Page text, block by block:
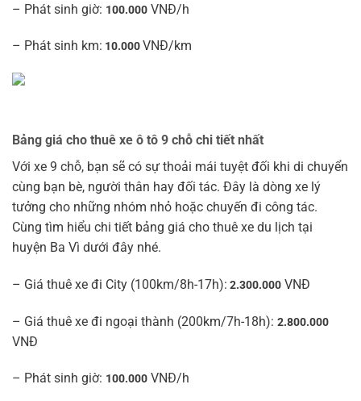
– Phát sinh giờ: 100.000 VNĐ/h
– Phát sinh km: 10.000VNĐ/km
Bảng giá cho thuê xe ô tô 9 chỗ chi tiết nhất
Với xe 9 chỗ, bạn sẽ có sự thoải mái tuyệt đối khi di chuyển
cùng bạn bè, người thân hay đối tác. Đây là dòng xe lý
tưởng cho những nhóm nhỏ hoặc chuyến đi công tác.
Cùng tìm hiểu chi tiết bảng giá cho thuê xe du lịch tại
huyện Ba Vì dưới đây nhé.
– Giá thuê xe đi City (100km/8h-17h): 2.300.000 VNĐ
– Giá thuê xe đi ngoại thành (200km/7h-18h): 2.800.000
VNĐ
– Phát sinh giờ: 100.000 VNĐ/h